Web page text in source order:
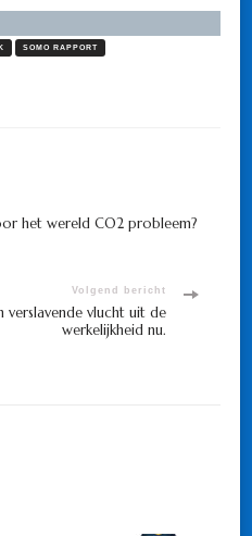
SOMO RAPPORT
het wereld CO2 probleem?
Volgend bericht
verslavende vlucht uit de
werkelijkheid nu.